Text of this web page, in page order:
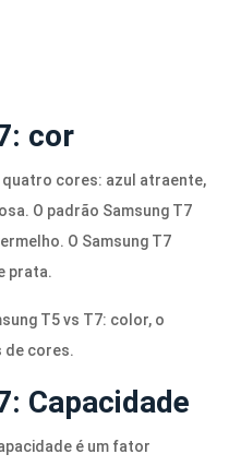
cor
quatro cores: azul atraente,
O padrão Samsung T7
O Samsung T7
prata.
T5 vs T7: color, o
de cores.
Capacidade
é um fator